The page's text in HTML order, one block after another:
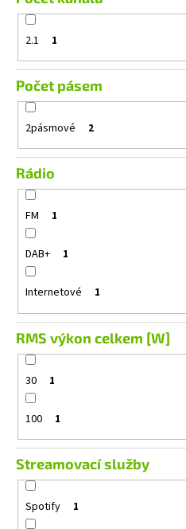
2.1 1
Počet pásem
2pásmové 2
Rádio
FM 1
DAB+ 1
Internetové 1
RMS výkon celkem [W]
30 1
100 1
Streamovací služby
Spotify 1